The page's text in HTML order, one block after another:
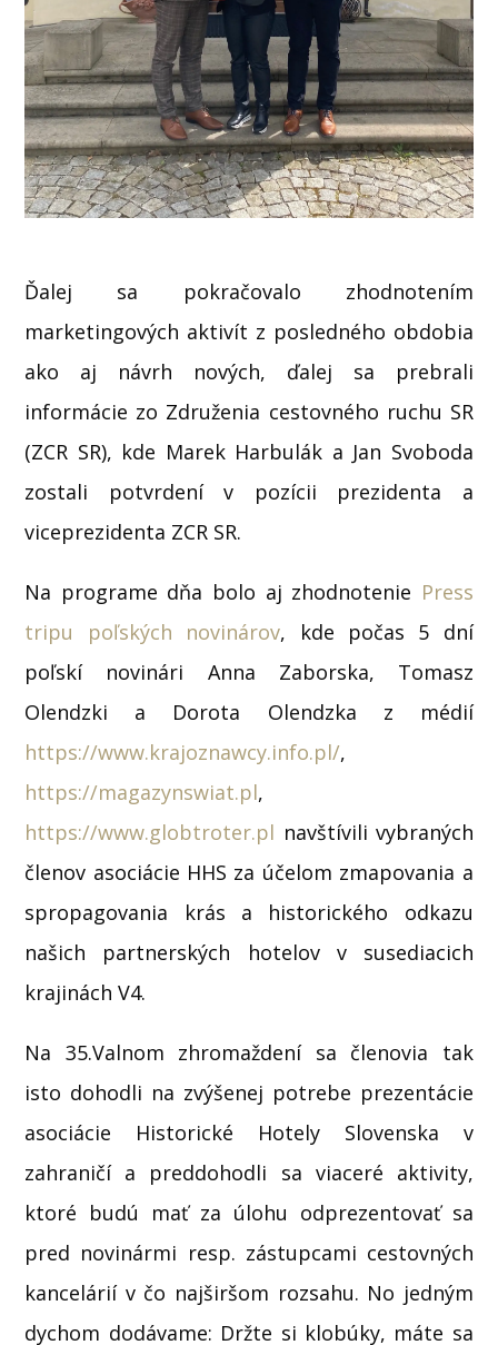
Ďalej sa pokračovalo zhodnotením
marketingových aktivít z posledného obdobia
ako aj návrh nových, ďalej sa prebrali
informácie zo Združenia cestovného ruchu SR
(ZCR SR), kde Marek Harbulák a Jan Svoboda
zostali potvrdení v pozícii prezidenta a
viceprezidenta ZCR SR.
Na programe dňa bolo aj zhodnotenie Press
tripu poľských novinárov, kde počas 5 dní
poľskí novinári Anna Zaborska, Tomasz
Olendzki a Dorota Olendzka z médií
https://www.krajoznawcy.info.pl/,
https://magazynswiat.pl,
https://www.globtroter.pl navštívili vybraných
členov asociácie HHS za účelom zmapovania a
spropagovania krás a historického odkazu
našich partnerských hotelov v susediacich
krajinách V4.
Na 35.Valnom zhromaždení sa členovia tak
isto dohodli na zvýšenej potrebe prezentácie
asociácie Historické Hotely Slovenska v
zahraničí a preddohodli sa viaceré aktivity,
ktoré budú mať za úlohu odprezentovať sa
pred novinármi resp. zástupcami cestovných
kancelárií v čo najširšom rozsahu. No jedným
dychom dodávame: Držte si klobúky, máte sa